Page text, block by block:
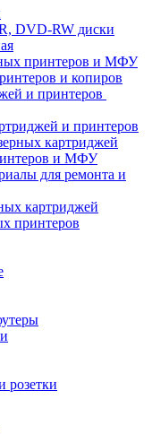
DVD-RW диски
принтеров и МФУ
и копиров
и принтеров
и принтеров
картриджей
и МФУ
для ремонта и
картриджей
принтеров
розетки